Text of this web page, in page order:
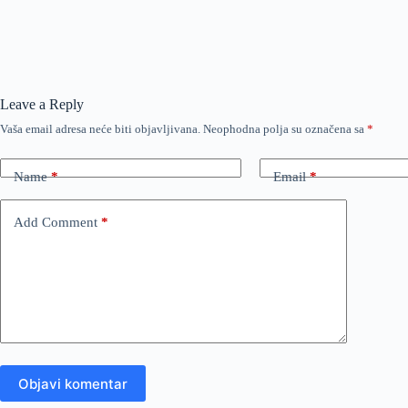
Leave a Reply
Vaša email adresa neće biti objavljivana. Neophodna polja su označena sa *
Name* Email*
Add Comment *
Objavi komentar